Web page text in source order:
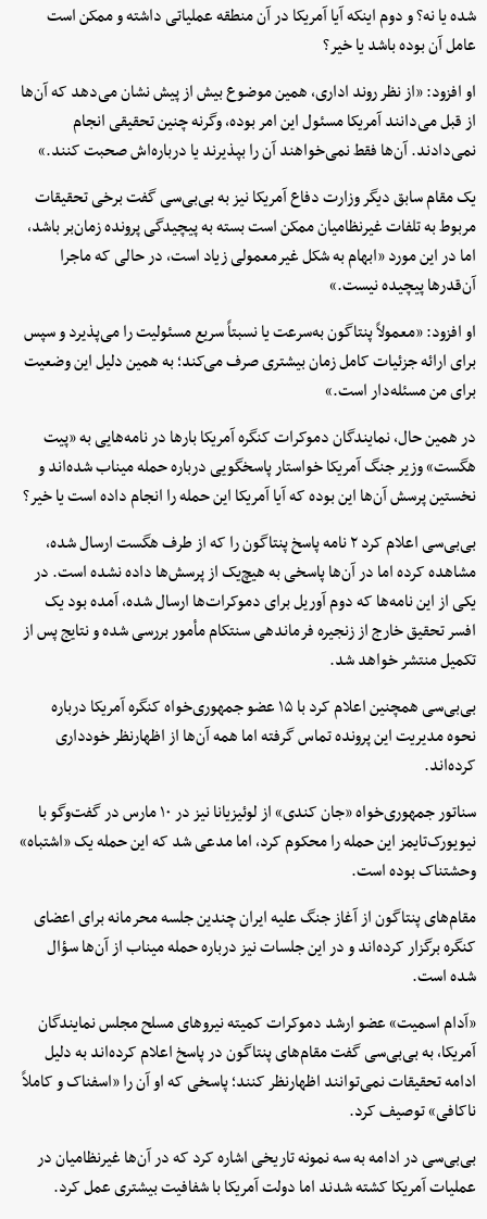
شده یا نه؟ و دوم اینکه آیا آمریکا در آن منطقه عملیاتی داشته و ممکن است
عامل آن بوده باشد یا خیر؟
او افزود: «از نظر روند اداری، همین موضوع بیش از پیش نشان می‌دهد که آن‌ها
از قبل می‌دانند آمریکا مسئول این امر بوده، وگرنه چنین تحقیقی انجام
نمی‌دادند. آن‌ها فقط نمی‌خواهند آن را بپذیرند یا درباره‌اش صحبت کنند.»
یک مقام سابق دیگر وزارت دفاع آمریکا نیز به بی‌بی‌سی گفت برخی تحقیقات
مربوط به تلفات غیرنظامیان ممکن است بسته به پیچیدگی پرونده زمان‌بر باشد،
اما در این مورد «ابهام به شکل غیرمعمولی زیاد است، در حالی که ماجرا
آن‌قدرها پیچیده نیست.»
او افزود: «معمولاً پنتاگون به‌سرعت یا نسبتاً سریع مسئولیت را می‌پذیرد و سپس
برای ارائه جزئیات کامل زمان بیشتری صرف می‌کند؛ به همین دلیل این وضعیت
برای من مسئله‌دار است.»
در همین حال، نمایندگان دموکرات کنگره آمریکا بارها در نامه‌هایی به «پیت
هگست» وزیر جنگ آمریکا خواستار پاسخگویی درباره حمله میناب شده‌اند و
نخستین پرسش آن‌ها این بوده که آیا آمریکا این حمله را انجام داده است یا خیر؟
بی‌بی‌سی اعلام کرد ۲ نامه پاسخ پنتاگون را که از طرف هگست ارسال شده،
مشاهده کرده اما در آن‌ها پاسخی به هیچ‌یک از پرسش‌ها داده نشده است. در
یکی از این نامه‌ها که دوم آوریل برای دموکرات‌ها ارسال شده، آمده بود یک
افسر تحقیق خارج از زنجیره فرماندهی سنتکام مأمور بررسی شده و نتایج پس از
تکمیل منتشر خواهد شد.
بی‌بی‌سی همچنین اعلام کرد با ۱۵ عضو جمهوری‌خواه کنگره آمریکا درباره
نحوه مدیریت این پرونده تماس گرفته اما همه آن‌ها از اظهارنظر خودداری
کرده‌اند.
سناتور جمهوری‌خواه «جان کندی» از لوئیزیانا نیز در ۱۰ مارس در گفت‌وگو با
نیویورک‌تایمز این حمله را محکوم کرد، اما مدعی شد که این حمله یک «اشتباه»
وحشتناک بوده است.
مقام‌های پنتاگون از آغاز جنگ علیه ایران چندین جلسه محرمانه برای اعضای
کنگره برگزار کرده‌اند و در این جلسات نیز درباره حمله میناب از آن‌ها سؤال
شده است.
«آدام اسمیت» عضو ارشد دموکرات کمیته نیروهای مسلح مجلس نمایندگان
آمریکا، به بی‌بی‌سی گفت مقام‌های پنتاگون در پاسخ اعلام کرده‌اند به دلیل
ادامه تحقیقات نمی‌توانند اظهارنظر کنند؛ پاسخی که او آن را «اسفناک و کاملاً
ناکافی» توصیف کرد.
بی‌بی‌سی در ادامه به سه نمونه تاریخی اشاره کرد که در آن‌ها غیرنظامیان در
عملیات آمریکا کشته شدند اما دولت آمریکا با شفافیت بیشتری عمل کرد.